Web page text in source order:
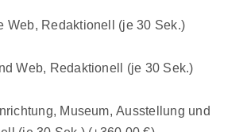
Web, Redaktionell (je 30 Sek.)
Web, Redaktionell (je 30 Sek.)
Museum, Ausstellung und